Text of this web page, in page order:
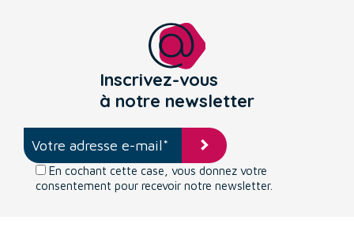
Inscrivez-vous
à notre newsletter
En cochant cette case, vous donnez votre
consentement pour recevoir notre newsletter.